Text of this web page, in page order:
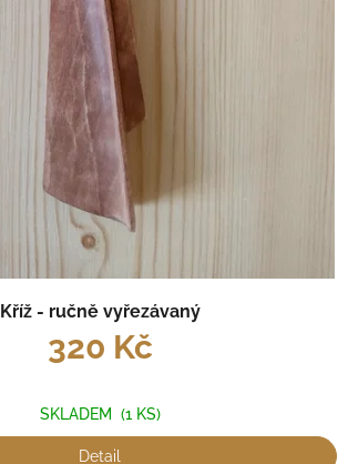
Kříž - ručně vyřezávaný
320 Kč
SKLADEM (1 KS)
Detail